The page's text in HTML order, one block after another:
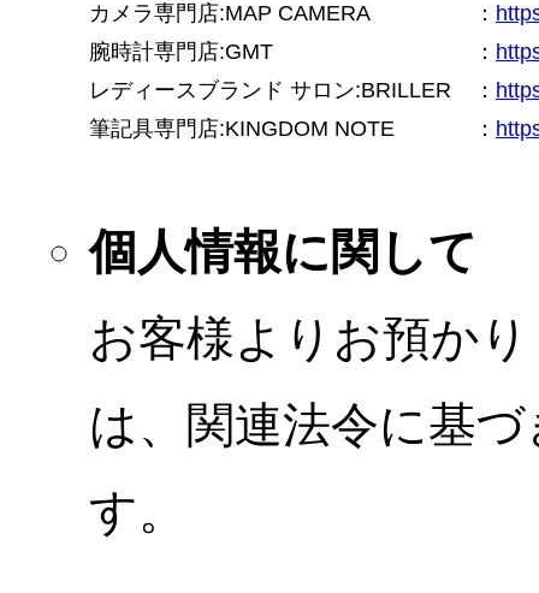
カメラ専門店:MAP CAMERA ：
腕時計専門店:GMT
：
レディースブランド サロン:BRILLER
：
筆記具専門店:KINGDOM NOTE
：
個人情報に関して
お客様よりお預か
は、関連法令に基
す。